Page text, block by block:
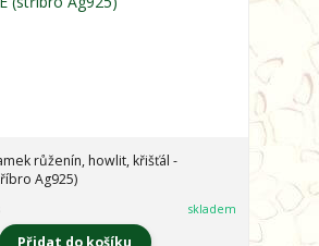
růženín, howlit, křišťál -
Ag925)
skladem
Přidat do košíku